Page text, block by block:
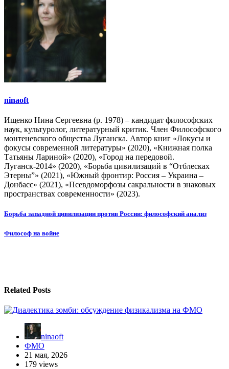
ninaoft
Ищенко Нина Сергеевна (р. 1978) – кандидат философских
наук, культуролог, литературный критик. Член Философского
монтеневского общества Луганска. Автор книг «Локусы и
фокусы современной литературы» (2020), «Книжная полка
Татьяны Лариной» (2020), «Город на передовой.
Луганск-2014» (2020), «Борьба цивилизаций в “Отблесках
Этерны”» (2021), «Южный фронтир: Россия – Украина –
Донбасс» (2021), «Псевдоморфозы сакральности в знаковых
пространствах современности» (2023).
Навигация
по
Борьба западной цивилизации против России: философский анализ
Философ на войне
Related Posts
ninaoft
ФМО
21 мая, 2026
179 views